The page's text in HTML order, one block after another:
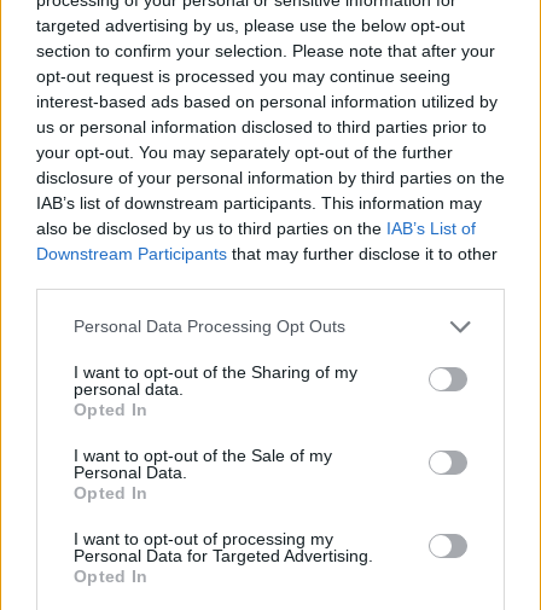
targeted advertising by us, please use the below opt-out
section to confirm your selection. Please note that after your
opt-out request is processed you may continue seeing
interest-based ads based on personal information utilized by
us or personal information disclosed to third parties prior to
your opt-out. You may separately opt-out of the further
disclosure of your personal information by third parties on the
IAB’s list of downstream participants. This information may
also be disclosed by us to third parties on the IAB’s List of
Downstream Participants that may further disclose it to other
Personal Data Processing Opt Outs
I want to opt-out of the Sharing of my
personal data.
Opted In
I want to opt-out of the Sale of my
Personal Data.
Opted In
I want to opt-out of processing my
Personal Data for Targeted Advertising.
Opted In